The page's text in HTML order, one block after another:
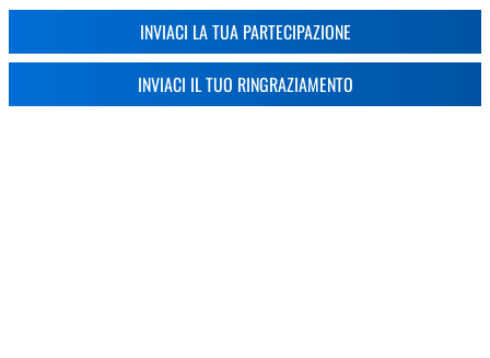
INVIACI LA TUA PARTECIPAZIONE
INVIACI IL TUO RINGRAZIAMENTO